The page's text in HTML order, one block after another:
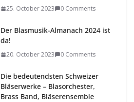
25. October 2023 0 Comments
Der Blasmusik-Almanach 2024 ist
da!
20. October 2023 0 Comments
Die bedeutendsten Schweizer
Bläserwerke – Blasorchester,
Brass Band, Bläserensemble